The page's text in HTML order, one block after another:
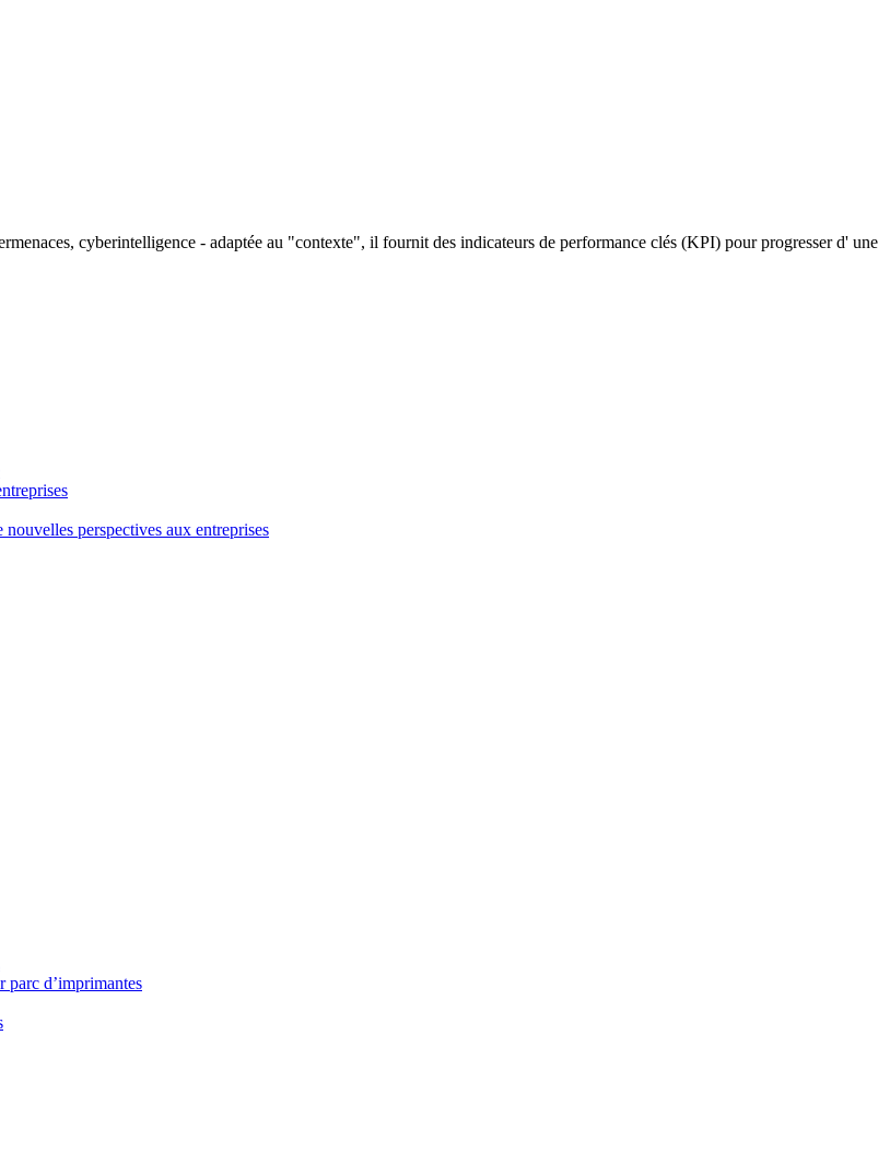
cyberintelligence - adaptée au "contexte", il fournit des indicateurs de performance clés (KPI) pour progresser d' une
perspectives aux entreprises
parc d’imprimantes